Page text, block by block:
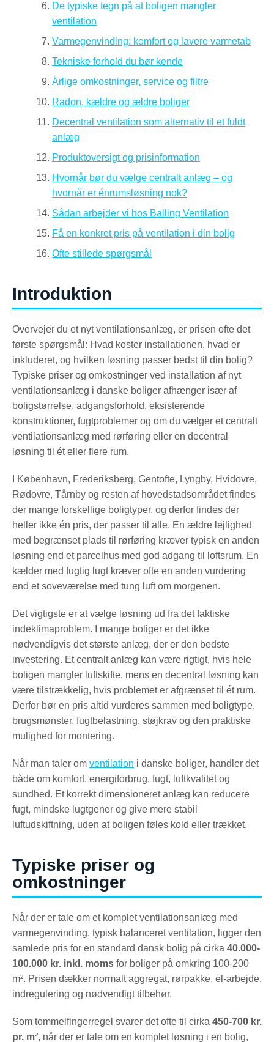
De typiske tegn på at boligen mangler
ventilation
Varmegenvinding: komfort og lavere varmetab
Tekniske forhold du bør kende
Årlige omkostninger, service og filtre
Radon, kældre og ældre boliger
Decentral ventilation som alternativ til et fuldt
anlæg
Produktoversigt og prisinformation
Hvornår bør du vælge centralt anlæg – og
hvornår er énrumsløsning nok?
Sådan arbejder vi hos Balling Ventilation
Få en konkret pris på ventilation i din bolig
Ofte stillede spørgsmål
Introduktion
Overvejer du et nyt ventilationsanlæg, er prisen ofte det
første spørgsmål: Hvad koster installationen, hvad er
inkluderet, og hvilken løsning passer bedst til din bolig?
Typiske priser og omkostninger ved installation af nyt
ventilationsanlæg i danske boliger afhænger især af
boligstørrelse, adgangsforhold, eksisterende
konstruktioner, fugtproblemer og om du vælger et centralt
ventilationsanlæg med rørføring eller en decentral
løsning til ét eller flere rum.
I København, Frederiksberg, Gentofte, Lyngby, Hvidovre,
Rødovre, Tårnby og resten af hovedstadsområdet findes
der mange forskellige boligtyper, og derfor findes der
heller ikke én pris, der passer til alle. En ældre lejlighed
med begrænset plads til rørføring kræver typisk en anden
løsning end et parcelhus med god adgang til loftsrum. En
kælder med fugtig lugt kræver ofte en anden vurdering
end et soveværelse med tung luft om morgenen.
Det vigtigste er at vælge løsning ud fra det faktiske
indeklimaproblem. I mange boliger er det ikke
nødvendigvis det største anlæg, der er den bedste
investering. Et centralt anlæg kan være rigtigt, hvis hele
boligen mangler luftskifte, mens en decentral løsning kan
være tilstrækkelig, hvis problemet er afgrænset til ét rum.
Derfor bør en pris altid vurderes sammen med boligtype,
brugsmønster, fugtbelastning, støjkrav og den praktiske
mulighed for montering.
Når man taler om ventilation i danske boliger, handler det
både om komfort, energiforbrug, fugt, luftkvalitet og
sundhed. Et korrekt dimensioneret anlæg kan reducere
fugt, mindske lugtgener og give mere stabil
luftudskiftning, uden at boligen føles kold eller trækket.
Typiske priser og
omkostninger
Når der er tale om et komplet ventilationsanlæg med
varmegenvinding, typisk balanceret ventilation, ligger den
samlede pris for en standard dansk bolig på cirka 40.000-
100.000 kr. inkl. moms for boliger på omkring 100-200
m². Prisen dækker normalt aggregat, rørpakke, el-arbejde,
indregulering og nødvendigt tilbehør.
Som tommelfingerregel svarer det ofte til cirka 450-700 kr.
pr. m², når der er tale om en komplet løsning i en bolig,